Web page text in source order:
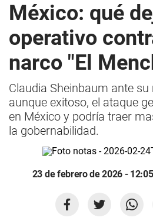
México: qué
operativo
narco "El
Claudia Sheinbaum ante
aunque exitoso, el ataque
en México y podría traer
la gobernabilidad.
23 de febrero de 2026 - 12:05